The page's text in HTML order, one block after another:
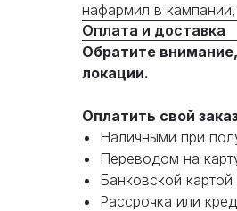
нафармил в
Оплата и доставка
Обратите
локации.
Оплатить свой
Наличными при
Переводом на
Банковской
Рассрочка или